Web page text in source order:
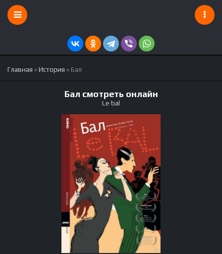
Главная »История » Бал
Бал смотреть онлайн
Le bal